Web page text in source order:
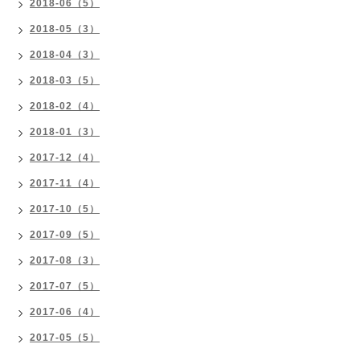
2018-06（5）
2018-05（3）
2018-04（3）
2018-03（5）
2018-02（4）
2018-01（3）
2017-12（4）
2017-11（4）
2017-10（5）
2017-09（5）
2017-08（3）
2017-07（5）
2017-06（4）
2017-05（5）